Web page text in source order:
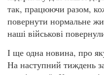
так, працюючи разом,
повернути нормальне
наші військові
І ще одна новина, про
На наступний тиждень